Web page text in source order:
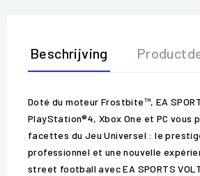
Beschrijving
Doté du moteur Frostbite™, EA
PlayStation®4, Xbox One et PC vous
facettes du Jeu Universel : le
professionnel et une nouvelle
street football avec EA SPORTS